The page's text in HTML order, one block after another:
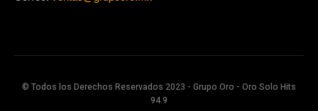
© Todos los Derechos Reservados 2023 - Grupo Oro - Oro Solo Hits
94.9